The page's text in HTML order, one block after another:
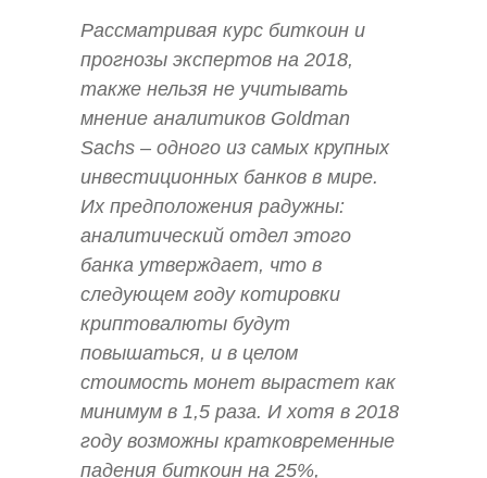
Рассматривая курс биткоин и
прогнозы экспертов на 2018,
также нельзя не учитывать
мнение аналитиков Goldman
Sachs – одного из самых крупных
инвестиционных банков в мире.
Их предположения радужны:
аналитический отдел этого
банка утверждает, что в
следующем году котировки
криптовалюты будут
повышаться, и в целом
стоимость монет вырастет как
минимум в 1,5 раза. И хотя в 2018
году возможны кратковременные
падения биткоин на 25%,